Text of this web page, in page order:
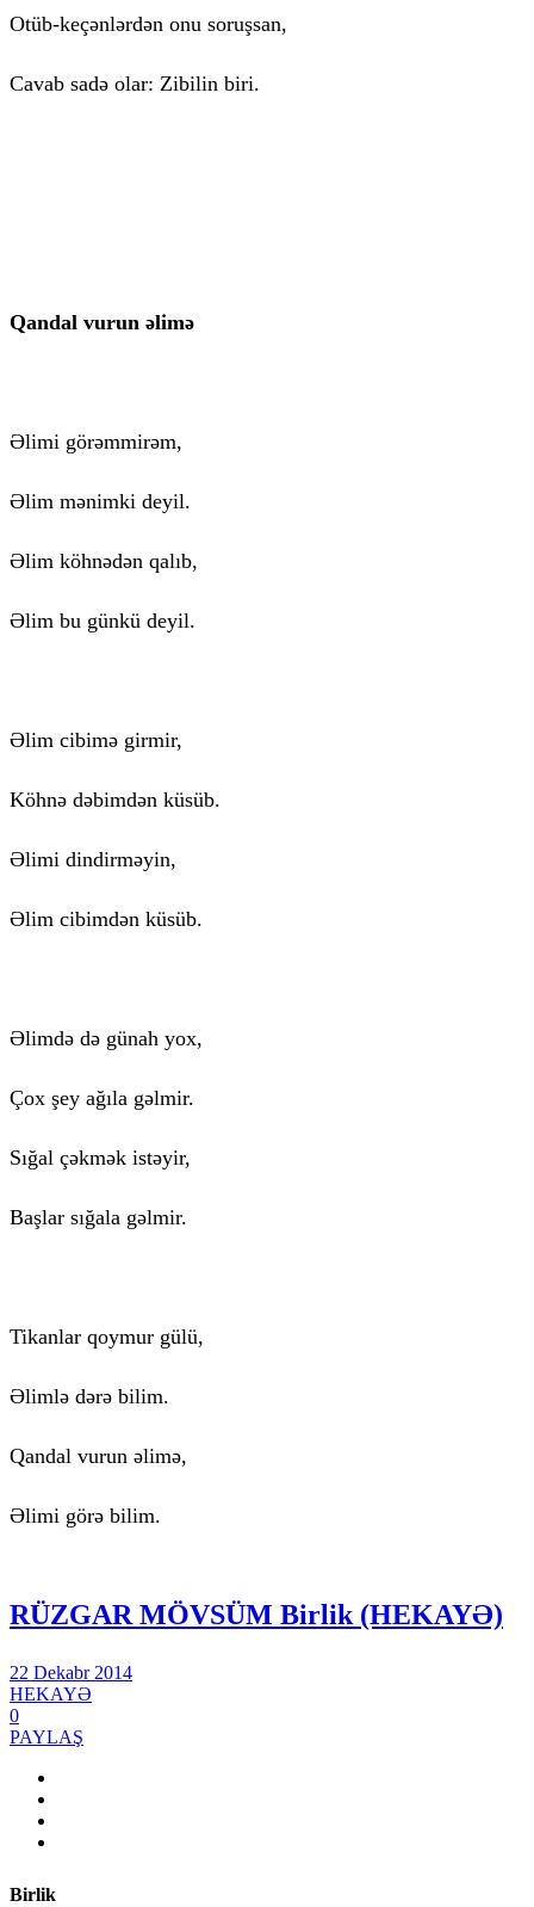
Otüb-keçənlərdən onu soruşsan,
Cavab sadə olar: Zibilin biri.
Qandal vurun əlimə
Əlimi görəmmirəm,
Əlim mənimki deyil.
Əlim köhnədən qalıb,
Əlim bu günkü deyil.
Əlim cibimə girmir,
Köhnə dəbimdən küsüb.
Əlimi dindirməyin,
Əlim cibimdən küsüb.
Əlimdə də günah yox,
Çox şey ağıla gəlmir.
Sığal çəkmək istəyir,
Başlar sığala gəlmir.
Tikanlar qoymur gülü,
Əlimlə dərə bilim.
Qandal vurun əlimə,
Əlimi görə bilim.
RÜZGAR MÖVSÜM Birlik (HEKAYƏ)
22 Dekabr 2014
HEKAYƏ
0
PAYLAŞ
Birlik